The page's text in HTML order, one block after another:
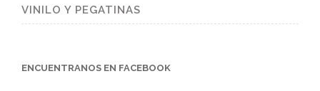
VINILO Y PEGATINAS
ENCUENTRANOS EN FACEBOOK